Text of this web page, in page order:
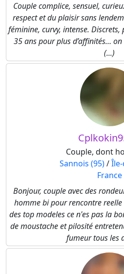
Couple complice, sensuel,
respect et du plaisir sans
féminine, curvy, intense.
35 ans pour plus d’affinités…
(...)
Couple, dont
Sannois (95)/
France
Bonjour, couple avec des
homme bi pour rencontre reelle
des top modeles ce n'es pas la
de moustache et pilosité
fumeur tous les